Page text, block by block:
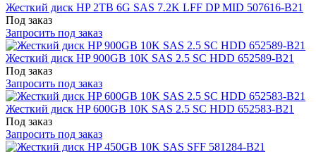
Жесткий диск HP 2TB 6G SAS 7.2K LFF DP MID 507616-B21
Под заказ
Запросить под заказ
Жесткий диск HP 900GB 10K SAS 2.5 SC HDD 652589-B21
Под заказ
Запросить под заказ
Жесткий диск HP 600GB 10K SAS 2.5 SC HDD 652583-B21
Под заказ
Запросить под заказ